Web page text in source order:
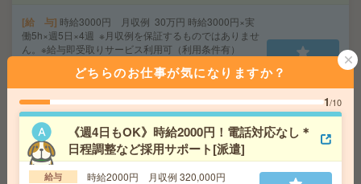
給 与 時給3000円 月収例 30万円 時給3000円×実
働5h×週5日×4週 ※月収例を保証するものではありませ
ん。※給与即受取りサービス利用可（利用条件有）
1ヶ月3万円を上限として実費支給
総武本線 新日本橋 徒歩3分 銀座線 三越
前 徒歩1分
気になる!
在宅OK！＼公益法人でOA事務！／エルダー&シニア活躍
中！＊50代活躍中[派遣]
どちらのお仕事が気になりますか？
1/10
《週4日もOK》時給2000円！電話対応なし＊
日程調整など採用サポート[派遣]
給与 時給2000円 月収例 320,000円